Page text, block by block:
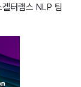
터랩스 NLP 팀